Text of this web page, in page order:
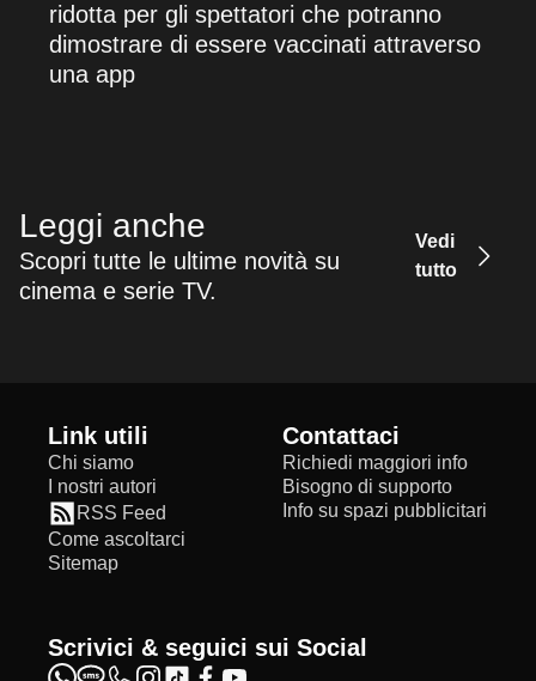
ridotta per gli spettatori che potranno
dimostrare di essere vaccinati attraverso
una app
Leggi anche
Scopri tutte le ultime novità su
cinema e serie TV.
Vedi
tutto
Link utili
Chi siamo
I nostri autori
RSS Feed
Come ascoltarci
Sitemap
Contattaci
Richiedi maggiori info
Bisogno di supporto
Info su spazi pubblicitari
Scrivici & seguici sui Social